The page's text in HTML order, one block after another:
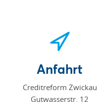
Anfahrt
Creditreform Zwickau
Gutwasserstr. 12